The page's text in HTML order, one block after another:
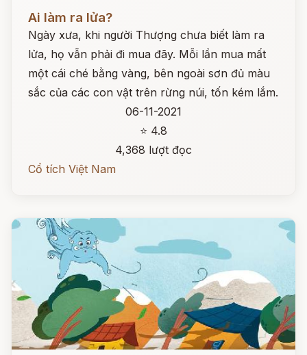
Ai làm ra lửa?
Ngày xưa, khi người Thượng chưa biết làm ra
lửa, họ vẫn phải đi mua đãy. Mỗi lần mua mất
một cái ché bằng vàng, bên ngoài sơn đủ màu
sắc của các con vật trên rừng núi, tốn kém lắm.
06-11-2021
⭐ 4.8
4,368 lượt đọc
Cổ tích Việt Nam